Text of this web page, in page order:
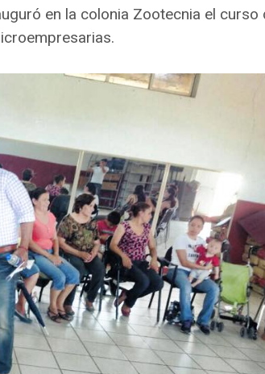
en la colonia Zootecnia el